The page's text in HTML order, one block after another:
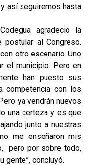
así seguiremos hasta
agradeció la
postular al Congreso.
otro escenario. Uno
el municipio. Pero en
han puesto sus
competencia con los
ya vendrán nuevos
una certeza y es que
junto a nuestras
me enseñaron mis
pero por sobre todo,
gente”, concluyó.